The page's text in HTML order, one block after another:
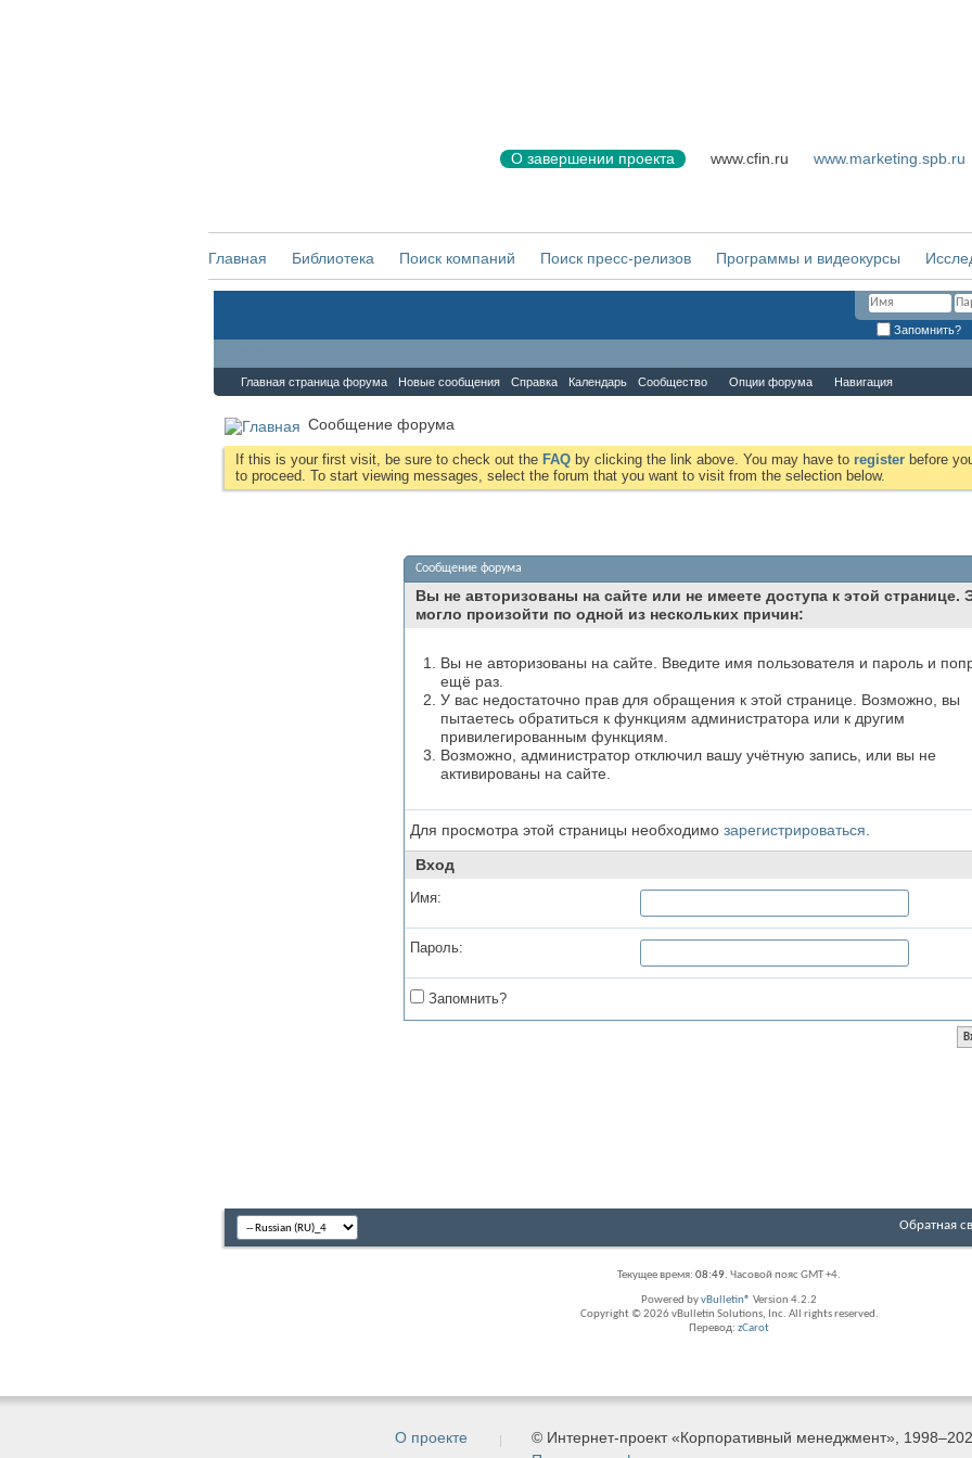
О завершении проекта www.cfin.ru www.marketing.spb.ru
Главная Библиотека Поиск компаний Поиск пресс-релизов Программы и видеокурсы
Запомнить?
Главная страница форума Новые сообщения Справка Календарь Сообщество Опции форума Навигация
Сообщение форума
If this is your first visit, be sure to check out the FAQ by clicking the link above. You may have to register before
to proceed. To start viewing messages, select the forum that you want to visit from the selection below.
Сообщение форума
Вы не авторизованы на сайте или не имеете доступа к этой странице.
могло произойти по одной из нескольких причин:
Вы не авторизованы на сайте. Введите имя пользователя и пароль и
ещё раз.
У вас недостаточно прав для обращения к этой странице. Возможно, вы
пытаетесь обратиться к функциям администратора или к другим
привилегированным функциям.
Возможно, администратор отключил вашу учётную запись, или вы не
активированы на сайте.
Для просмотра этой страницы необходимо зарегистрироваться
Вход
Имя:
Пароль:
Запомнить?
Обратная
Текущее время: 08:49. Часовой пояс GMT +4.
Powered byvBulletin® Version 4.2.2
Copyright © 2026 vBulletin Solutions, Inc. All rights reserved.
Перевод: zCarot
О проекте
© Интернет-проект «Корпоративный менеджмент»,